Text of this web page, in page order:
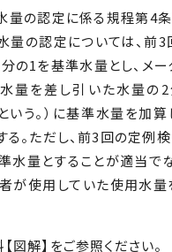
量の認定に係る規程第4
量の認定については、前
の1を基準水量とし、メ
量を差し引いた水量の
いう。）に基準水量を加
。ただし、前3回の定例
水量とすることが適当で
が使用していた使用水量
図解】をご参照ください。